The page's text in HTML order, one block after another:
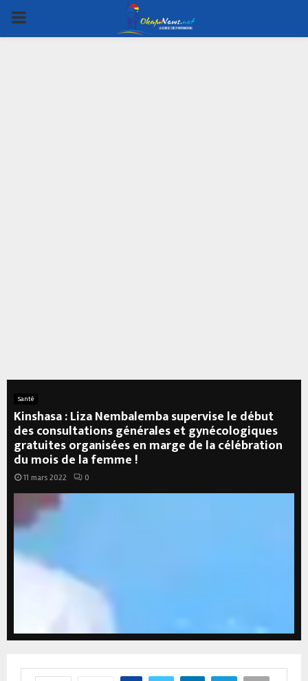
PRIMARY
Santé
Kinshasa : Liza Nembalemba supervise le début
des consultations générales et gynécologiques
gratuites organisées en marge de la célébration
du mois de la femme !
11 mars 2022 0